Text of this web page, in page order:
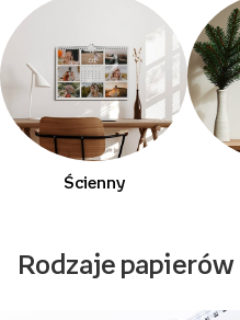
Ścienny
Rodzaje papierów